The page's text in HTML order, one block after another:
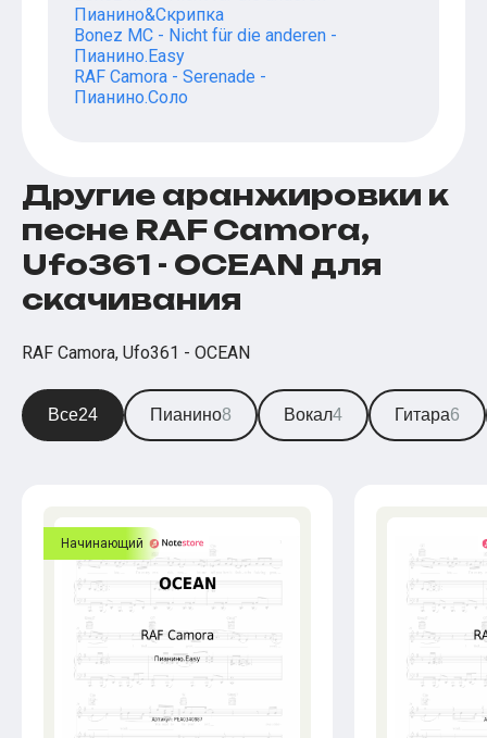
Пианино&Скрипка
Bonez MC - Nicht für die anderen -
Пианино.Easy
RAF Camora - Serenade -
Пианино.Соло
Другие аранжировки к
песне RAF Camora,
Ufo361 - OCEAN для
скачивания
RAF Camora, Ufo361 - OCEAN
Все24 Пианино8 Вокал4 Гитара6
Начинающий